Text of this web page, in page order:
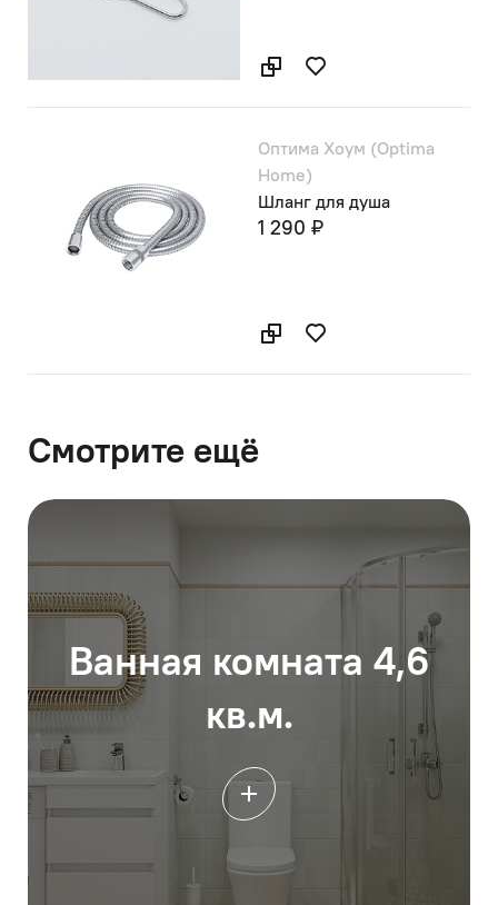
Оптима Хоум (Optima
Home)
Шланг для душа
1 290 ₽
Смотрите ещё
Ванная комната 4,6
кв.м.